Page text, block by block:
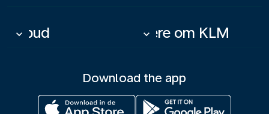
Tilbud
keyboard_arrow_down Mere om KLM
keyboard_arrow_down
Download the app